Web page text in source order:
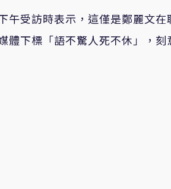
午受訪時表示，這僅是鄭麗文在
體下標「語不驚人死不休」，刻